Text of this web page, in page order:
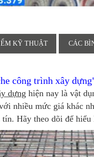
KỸ THUẬT CÁC
công trình xây
dựng hiện nay là vật
nhiều mức giá khác
Hãy theo dõi để